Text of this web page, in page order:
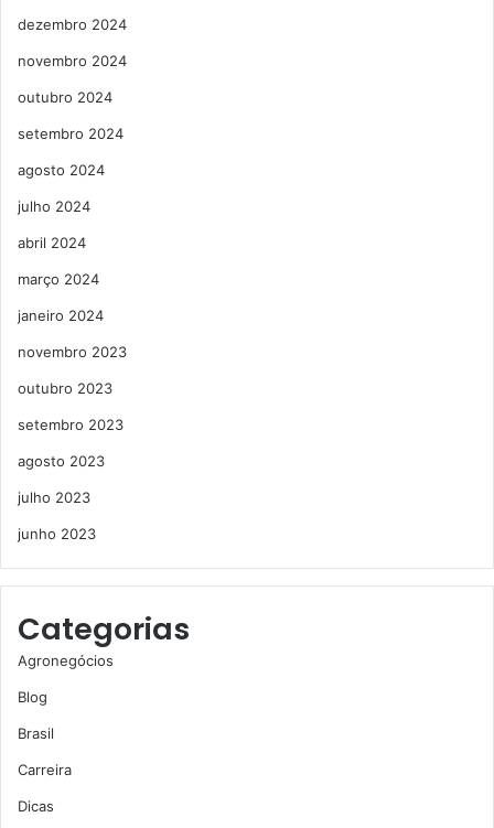
dezembro 2024
novembro 2024
outubro 2024
setembro 2024
agosto 2024
julho 2024
abril 2024
março 2024
janeiro 2024
novembro 2023
outubro 2023
setembro 2023
agosto 2023
julho 2023
junho 2023
Categorias
Agronegócios
Blog
Brasil
Carreira
Dicas